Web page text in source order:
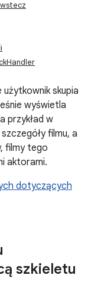
skupia
wyświetla
przykład w
filmu, a
filmy tego
aktorami.
dotyczących
szkieletu